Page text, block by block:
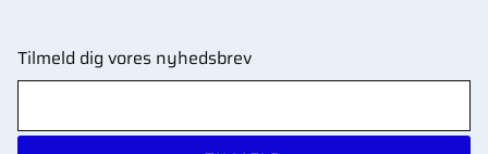
Tilmeld dig vores nyhedsbrev